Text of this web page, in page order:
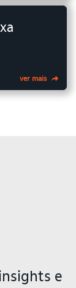
ver mais
e